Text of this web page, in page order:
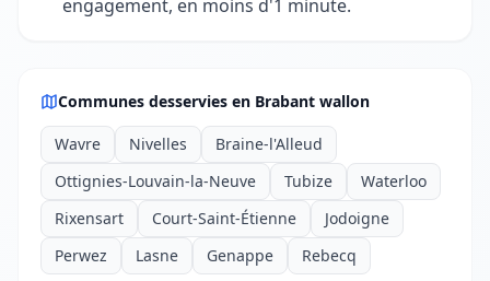
engagement, en moins d'1 minute.
Communes desservies en Brabant wallon
Wavre Nivelles
Braine-l'Alleud
Ottignies-Louvain-la-Neuve
Tubize
Waterloo
Rixensart
Court-Saint-Étienne
Jodoigne
Perwez
Lasne Genappe Rebecq